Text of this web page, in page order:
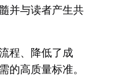
并与读者产生共
程、降低了成
的高质量标准。